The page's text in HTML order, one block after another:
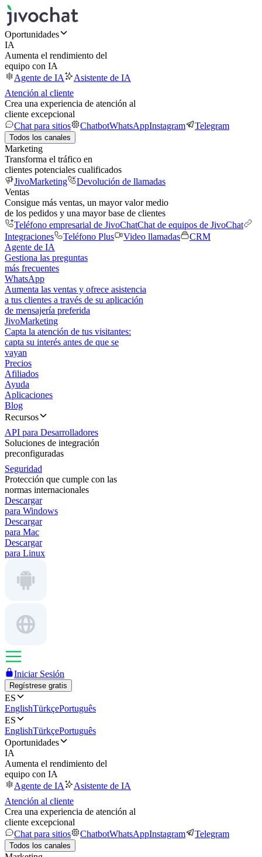
Oportunidades
IA
Aumenta el rendimiento del
equipo con IA
Agente de IA
Asistente de IA
Atención al cliente
Crea una experiencia de atención al
cliente excepcional
Chat para sitios
ChatbotWhatsAppInstagram Telegram
Todos los canales
Marketing
Transforma el tráfico en
clientes potenciales cualificados
JivoMarketing
Devolución de llamadas
Ventas
Consigue más ventas, un mayor valor medio
de los pedidos y una mayor base de clientes
Teléfono empresarial de JivoChatChat de equipos de JivoChat
Integraciones
Teléfono Plus Video llamadas
CRM
Agente de IA
Gestiona las preguntas
más frecuentes
WhatsApp
Aumenta las ventas y ofrece asistencia
a tus clientes a través de su aplicación
de mensajería preferida
JivoMarketing
Capta la atención de tus visitantes:
capta su interés antes de que se
vayan
Precios
Afiliados
Ayuda
Aplicaciones
Blog
Recursos
API para Desarrolladores
Soluciones de integración
preconfiguradas
Seguridad
Protección que cumple con las
normas internacionales
Descargar
para Windows
Descargar
para Mac
Descargar
para Linux
Iniciar Sesión
Regístrese gratis
ES
EnglishTürkçePortuguês
ES
EnglishTürkçePortuguês
Oportunidades
IA
Aumenta el rendimiento del
equipo con IA
Agente de IA
Asistente de IA
Atención al cliente
Crea una experiencia de atención al
cliente excepcional
Chat para sitios
ChatbotWhatsAppInstagram Telegram
Todos los canales